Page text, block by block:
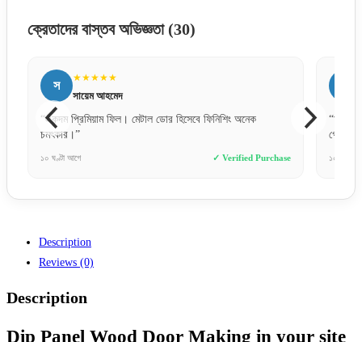
ক্রেতাদের বাস্তব অভিজ্ঞতা (30)
র
★★★★★
রিপন মিয়া
“অর্ডার প্রসেস অনেক ফাস্ট। কাল অর্ডার দিয়েছি আজই পেয়ে
গেলাম। ধন্যবাদ সাফা ডোরস।”
১০ মিনিট আগে ✓ Verified Purchase
Description
Reviews (0)
Description
Dip Panel Wood Door Making in your site